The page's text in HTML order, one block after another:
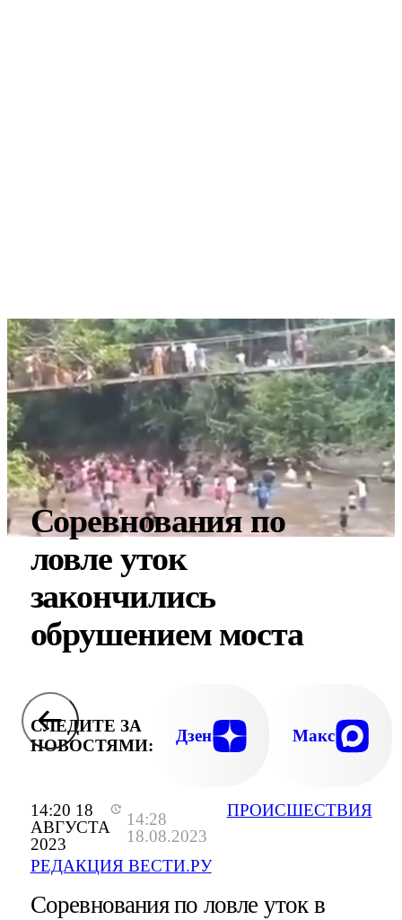
14:20 18
АВГУСТА
2023
14:28
18.08.2023
РЕДАКЦИЯ ВЕСТИ.РУ
ПРОИСШЕСТВИЯ
Соревнования по
ловле уток
закончились
обрушением моста
СЛЕДИТЕ ЗА
НОВОСТЯМИ:
Дзен Макс
Соревнования по ловле уток в